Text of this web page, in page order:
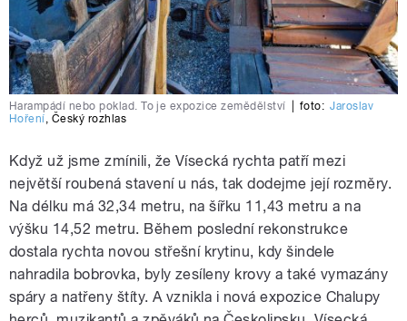
Harampádí nebo poklad. To je expozice zemědělství foto: Jaroslav
Hoření Český rozhlas
Když už jsme zmínili, že Vísecká rychta patří mezi
největší roubená stavení u nás, tak dodejme její rozměry.
Na délku má 32,34 metru, na šířku 11,43 metru a na
výšku 14,52 metru. Během poslední rekonstrukce
dostala rychta novou střešní krytinu, kdy šindele
nahradila bobrovka, byly zesíleny krovy a také vymazány
spáry a natřeny štíty. A vznikla i nová expozice Chalupy